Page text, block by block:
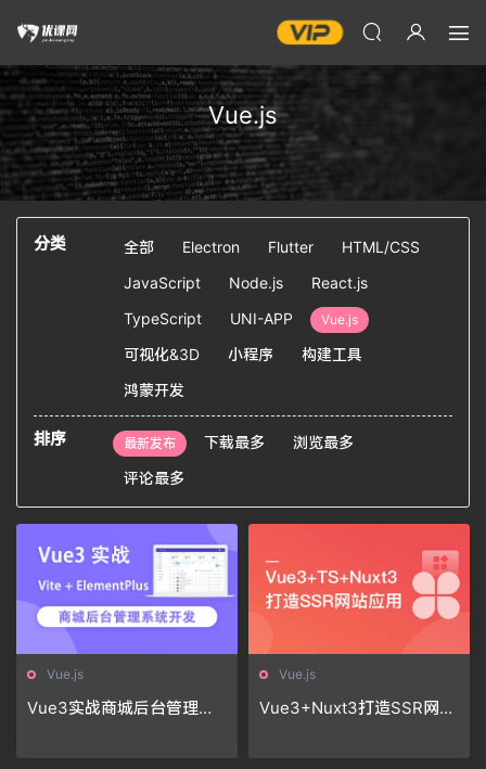
Vue.js
分类 全部 Electron Flutter
HTML/CSS
JavaScript
Node.js
React.js
TypeScript
UNI-APP Vue.js
可视化&3D 小程序
构建工具
鸿蒙开发
排序 最新发布 下载最多
浏览最多
评论最多
Vue.js
Vue3实战商城后台管理系
Vue.js
Vue3+Nuxt3打造SSR网站